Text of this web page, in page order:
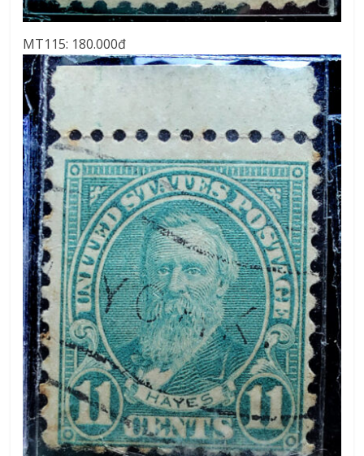
MT115: 180.000đ